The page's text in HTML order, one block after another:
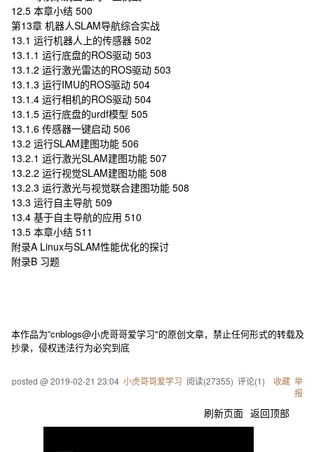
12.5 本章小结 500
第13章 机器人SLAM导航综合实战
13.1 运行机器人上的传感器 502
13.1.1 运行底盘的ROS驱动 503
13.1.2 运行激光雷达的ROS驱动 503
13.1.3 运行IMU的ROS驱动 504
13.1.4 运行相机的ROS驱动 504
13.1.5 运行底盘的urdf模型 505
13.1.6 传感器一键启动 506
13.2 运行SLAM建图功能 506
13.2.1 运行激光SLAM建图功能 507
13.2.2 运行视觉SLAM建图功能 508
13.2.3 运行激光与视觉联合建图功能 508
13.3 运行自主导航 509
13.4 基于自主导航的应用 510
13.5 本章小结 511
附录A Linux与SLAM性能优化的探讨
附录B 习题
本作品为”cnblogs@小虎哥哥爱学习"的原创文章，禁止任何形式的转载及
抄录，侵权违法行为必究到底
posted @2019-02-21 23:04 小虎哥哥爱学习 阅读(27355) 评论(1) 收藏 举
报
刷新页面 返回顶部